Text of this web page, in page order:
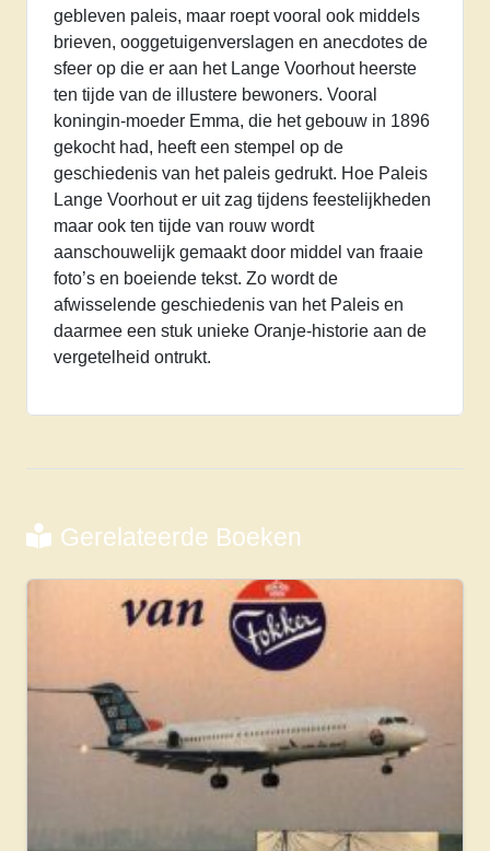
gebleven paleis, maar roept vooral ook middels
brieven, ooggetuigenverslagen en anecdotes de
sfeer op die er aan het Lange Voorhout heerste
ten tijde van de illustere bewoners. Vooral
koningin-moeder Emma, die het gebouw in 1896
gekocht had, heeft een stempel op de
geschiedenis van het paleis gedrukt. Hoe Paleis
Lange Voorhout er uit zag tijdens feestelijkheden
maar ook ten tijde van rouw wordt
aanschouwelijk gemaakt door middel van fraaie
foto’s en boeiende tekst. Zo wordt de
afwisselende geschiedenis van het Paleis en
daarmee een stuk unieke Oranje-historie aan de
vergetelheid ontrukt.
Gerelateerde Boeken